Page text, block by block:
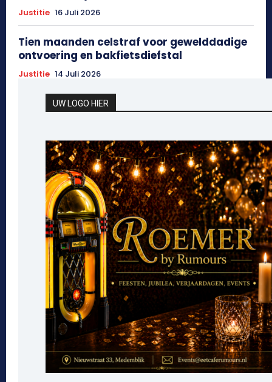
Justitie 16 Juli 2026
Tien maanden celstraf voor gewelddadige
ontvoering en bakfietsdiefstal
Justitie 14 Juli 2026
UW LOGO HIER